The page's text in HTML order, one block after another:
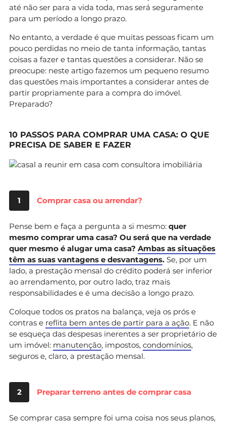
até não ser para a vida toda, mas será seguramente
para um período a longo prazo.
No entanto, a verdade é que muitas pessoas ficam um
pouco perdidas no meio de tanta informação, tantas
coisas a fazer e tantas questões a considerar. Não se
preocupe: neste artigo fazemos um pequeno resumo
das questões mais importantes a considerar antes de
partir propriamente para a compra do imóvel.
Preparado?
10 PASSOS PARA COMPRAR UMA CASA: O QUE
PRECISA DE SABER E FAZER
1 Comprar casa ou arrendar?
Pense bem e faça a pergunta a si mesmo: quer
mesmo comprar uma casa? Ou será que na verdade
quer mesmo é alugar uma casa? Ambas as situações
têm as suas vantagens e desvantagens. Se, por um
lado, a prestação mensal do crédito poderá ser inferior
ao arrendamento, por outro lado, traz mais
responsabilidades e é uma decisão a longo prazo.
Coloque todos os pratos na balança, veja os prós e
contras e reflita bem antes de partir para a ação. E não
se esqueça das despesas inerentes a ser proprietário de
um imóvel: manutenção, impostos, condomínios,
seguros e, claro, a prestação mensal.
2 Preparar terreno antes de comprar casa
Se comprar casa sempre foi uma coisa nos seus planos,